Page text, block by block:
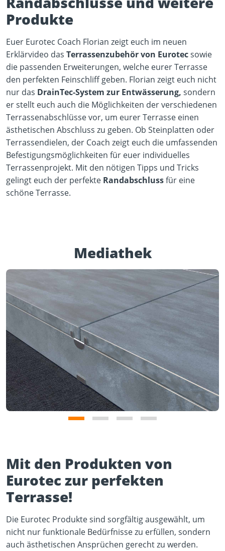
Produkte
Euer Eurotec Coach Florian zeigt euch im neuen
Erklärvideo das Terrassenzubehör von Eurotecsowie
die passenden Erweiterungen, welche eurer Terrasse
den perfekten Feinschliff geben. Florian zeigt euch nicht
nur das DrainTec-System zur Entwässerung, sondern
er stellt euch auch die Möglichkeiten der verschiedenen
Terrassenabschlüsse vor, um eurer Terrasse einen
ästhetischen Abschluss zu geben. Ob Steinplatten oder
Terrassendielen, der Coach zeigt euch die umfassenden
Befestigungsmöglichkeiten für euer individuelles
Terrassenprojekt. Mit den nötigen Tipps und Tricks
gelingt euch der perfekte Randabschlussfür eine
schöne Terrasse.
Mediathek
Mit den Produkten von
Eurotec zur perfekten
Terrasse!
Die Eurotec Produkte sind sorgfältig ausgewählt, um
nicht nur funktionale Bedürfnisse zu erfüllen, sondern
auch ästhetischen Ansprüchen gerecht zu werden.